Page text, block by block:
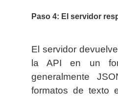
Paso 4: El servidor
El servidor
la API en un
generalmente
formatos de texto